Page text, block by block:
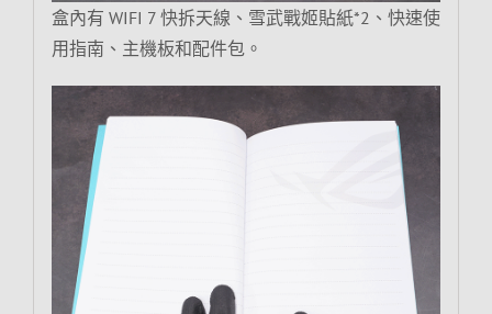
盒內有 WIFI 7 快拆天線、雪武戰姬貼紙*2、快速使
用指南、主機板和配件包。